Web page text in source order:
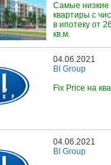
Самые
квартиры с
в ипотеку от
кв.м.
04.06.2021
BI Group
Fix Price на
04.06.2021
BI Group